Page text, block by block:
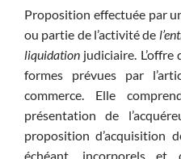
Proposition effectuée par
ou partie de l’activité de
liquidation judiciaire.
formes prévues par
commerce. Elle
présentation de
proposition d’acquisition
échéant, incorporels et